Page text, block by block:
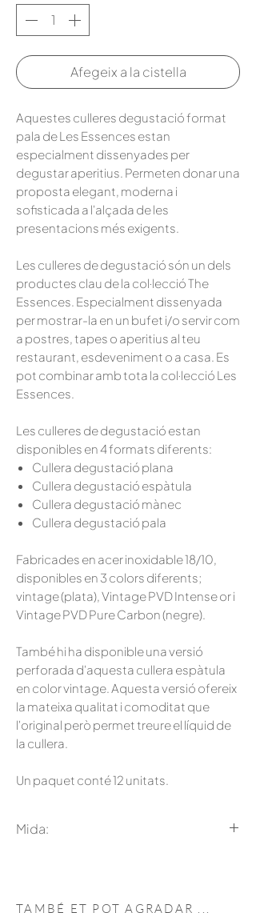
Afegeix a la cistella
Aquestes culleres degustació format
pala de Les Essences estan
especialment dissenyades per
degustar aperitius. Permeten donar una
proposta elegant, moderna i
sofisticada a l'alçada de les
presentacions més exigents.
Les culleres de degustació són un dels
productes clau de la col·lecció The
Essences. Especialment dissenyada
per mostrar-la en un bufet i/o servir com
a postres, tapes o aperitius al teu
restaurant, esdeveniment o a casa. Es
pot combinar amb tota la col·lecció Les
Essences.
Les culleres de degustació estan
disponibles en 4 formats diferents:
Cullera degustació plana
Cullera degustació espàtula
Cullera degustació mànec
Cullera degustació pala
Fabricades en acer inoxidable 18/10,
disponibles en 3 colors diferents;
vintage (plata), Vintage PVD Intense or i
Vintage PVD Pure Carbon (negre).
També hi ha disponible una versió
perforada d'aquesta cullera espàtula
en color vintage. Aquesta versió ofereix
la mateixa qualitat i comoditat que
l'original però permet treure el líquid de
la cullera.
Un paquet conté 12 unitats.
Mida:
TAMBÉ ET POT AGRADAR ...